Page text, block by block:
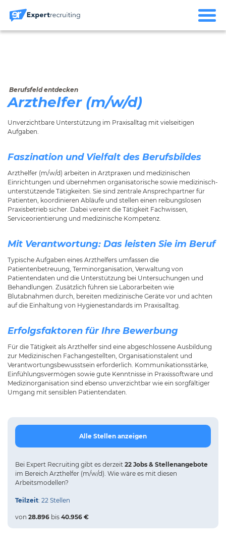
Berufsfeld entdecken
Arzthelfer (m/w/d)
Unverzichtbare Unterstützung im Praxisalltag mit vielseitigen
Aufgaben.
Faszination und Vielfalt des Berufsbildes
Arzthelfer (m/w/d) arbeiten in Arztpraxen und medizinischen
Einrichtungen und übernehmen organisatorische sowie medizinisch-
unterstützende Tätigkeiten. Sie sind zentrale Ansprechpartner für
Patienten, koordinieren Abläufe und stellen einen reibungslosen
Praxisbetrieb sicher. Dabei vereint die Tätigkeit Fachwissen,
Serviceorientierung und medizinische Kompetenz.
Mit Verantwortung: Das leisten Sie im Beruf
Typische Aufgaben eines Arzthelfers umfassen die
Patientenbetreuung, Terminorganisation, Verwaltung von
Patientendaten und die Unterstützung bei Untersuchungen und
Behandlungen. Zusätzlich führen sie Laborarbeiten wie
Blutabnahmen durch, bereiten medizinische Geräte vor und achten
auf die Einhaltung von Hygienestandards im Praxisalltag.
Erfolgsfaktoren für Ihre Bewerbung
Für die Tätigkeit als Arzthelfer sind eine abgeschlossene Ausbildung
zur Medizinischen Fachangestellten, Organisationstalent und
Verantwortungsbewusstsein erforderlich. Kommunikationsstärke,
Einfühlungsvermögen sowie gute Kenntnisse in Praxissoftware und
Medizinorganisation sind ebenso unverzichtbar wie ein sorgfältiger
Umgang mit sensiblen Patientendaten.
Alle Stellen anzeigen
Bei Expert Recruiting gibt es derzeit 22 Jobs & Stellenangebote
im Bereich Arzthelfer (m/w/d). Wie wäre es mit diesen
Arbeitsmodellen?
Teilzeit: 22 Stellen
von 28.896 bis 40.956 €